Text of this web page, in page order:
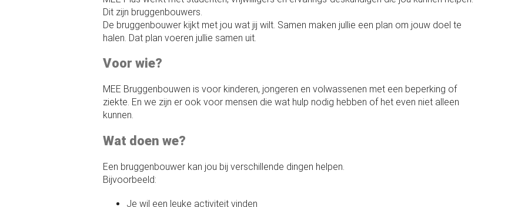
Dit zijn bruggenbouwers.
De bruggenbouwer kijkt met jou wat jij wilt. Samen maken jullie een plan om jouw doel te
halen. Dat plan voeren jullie samen uit.
Voor wie?
MEE Bruggenbouwen is voor kinderen, jongeren en volwassenen met een beperking of
ziekte. En we zijn er ook voor mensen die wat hulp nodig hebben of het even niet alleen
kunnen.
Wat doen we?
Een bruggenbouwer kan jou bij verschillende dingen helpen.
Bijvoorbeeld:
Je wil een leuke activiteit vinden